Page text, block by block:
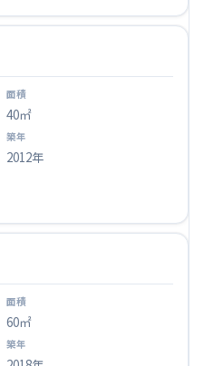
40㎡
2012年
60㎡